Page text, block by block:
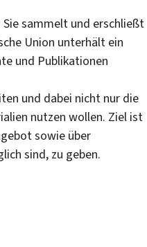
sammelt und erschließt
Union unterhält ein
und Publikationen
und dabei nicht nur die
nutzen wollen. Ziel ist
sowie über
sind, zu geben.